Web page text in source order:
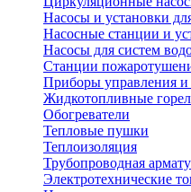
Насосы и установки
Насосные станции и
Насосы для систем
Станции
Приборы управления и
Жидкотопливные
Обогреватели
Тепловые пушки
Теплоизоляция
Трубопроводная
Электротехнические